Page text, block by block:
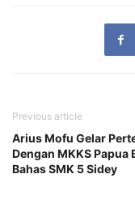
Previous article
Arius Mofu Gelar
Dengan MKKS Papua
Bahas SMK 5 Sidey